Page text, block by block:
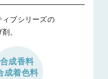
ブシリーズの
。
合成香料
成着色料